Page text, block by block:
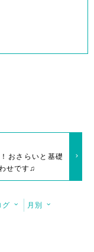
おさらいと基礎
せです♫
グ 月別